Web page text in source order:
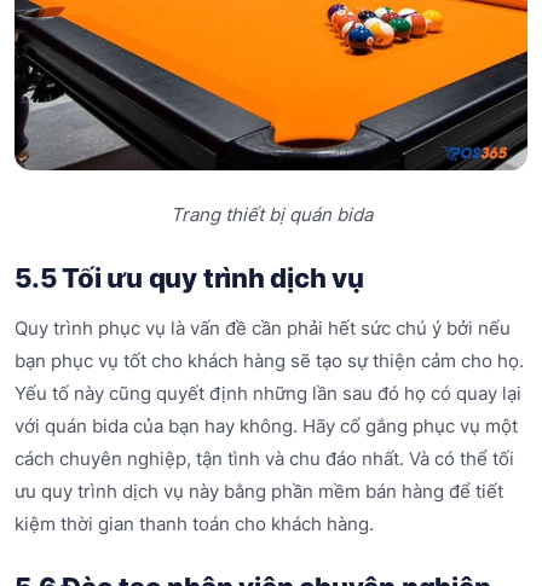
Trang thiết bị quán bida
5.5 Tối ưu quy trình dịch vụ
Quy trình phục vụ là vấn đề cần phải hết sức chú ý bởi nếu
bạn phục vụ tốt cho khách hàng sẽ tạo sự thiện cảm cho họ.
Yếu tố này cũng quyết định những lần sau đó họ có quay lại
với quán bida của bạn hay không. Hãy cố gắng phục vụ một
cách chuyên nghiệp, tận tình và chu đáo nhất. Và có thể tối
ưu quy trình dịch vụ này bằng phần mềm bán hàng để tiết
kiệm thời gian thanh toán cho khách hàng.